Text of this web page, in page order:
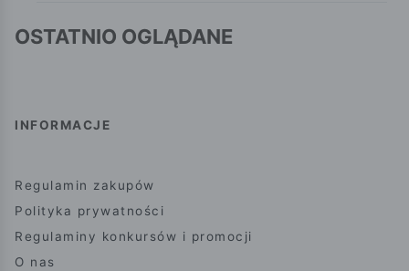
OSTATNIO OGLĄDANE
INFORMACJE
Regulamin zakupów
Polityka prywatności
Regulaminy konkursów i promocji
O nas